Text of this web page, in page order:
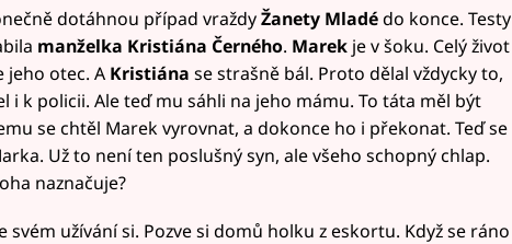
dotáhnou případ vraždyŽanety Mladédo konce. Testy
manželka Kristiána Černého. Marek je v šoku. Celý život
jeho otec. A Kristiána se strašně bál. Proto dělal vždycky to,
i k policii. Ale teď mu sáhli na jeho mámu. To táta měl být
se chtěl Marek vyrovnat, a dokonce ho i překonat. Teď se
Už to není ten poslušný syn, ale všeho schopný chlap.
naznačuje?
svém užívání si. Pozve si domů holku z eskortu. Když se ráno